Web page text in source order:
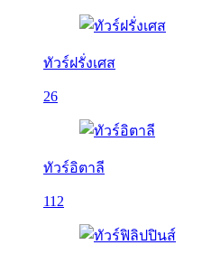
ทัวร์ฝรั่งเศส
26
ทัวร์อิตาลี
112